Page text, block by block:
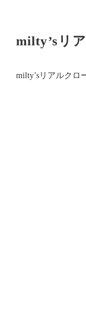
milty’sリ
milty’sリアルクロ